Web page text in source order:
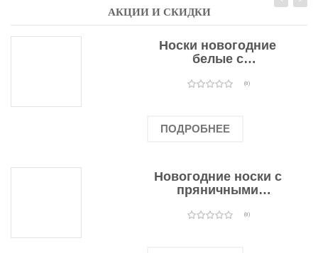
АКЦИИ И СКИДКИ
Носки новогодние
белые с
оленями(0)
ПОДРОБНЕЕ
Новогодние носки с
пряничными
(0)